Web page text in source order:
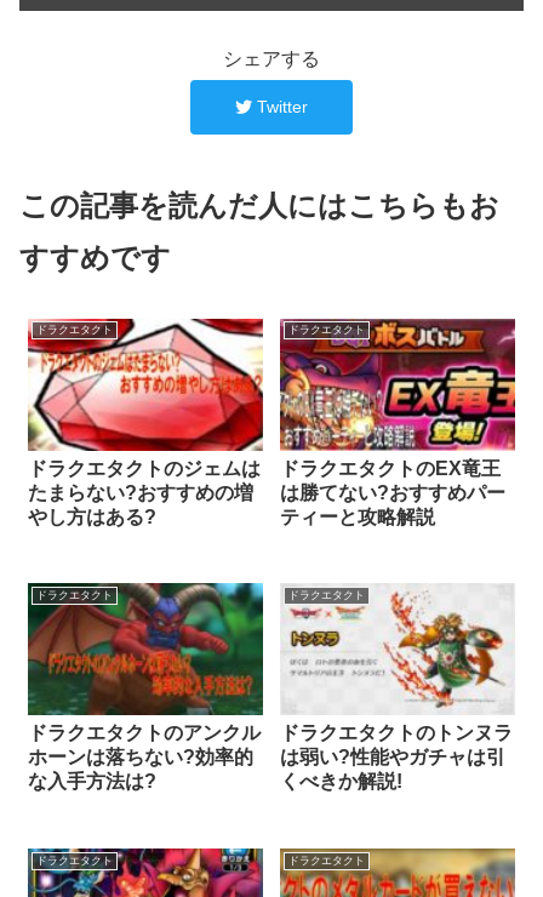
シェアする
Twitter
この記事を読んだ人にはこちらもお
すすめです
ドラクエタクト
ドラクエタクトのジェムは
たまらない?おすすめの増
やし方はある?
ドラクエタクト
ドラクエタクトのEX竜王
は勝てない?おすすめパー
ティーと攻略解説
ドラクエタクト
ドラクエタクトのアンクル
ホーンは落ちない?効率的
な入手方法は?
ドラクエタクト
ドラクエタクトのトンヌラ
は弱い?性能やガチャは引
くべきか解説!
ドラクエタクト ドラクエタクト